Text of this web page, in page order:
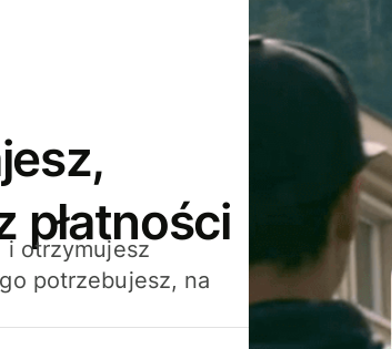
płatności
i otrzymujesz
potrzebujesz, na